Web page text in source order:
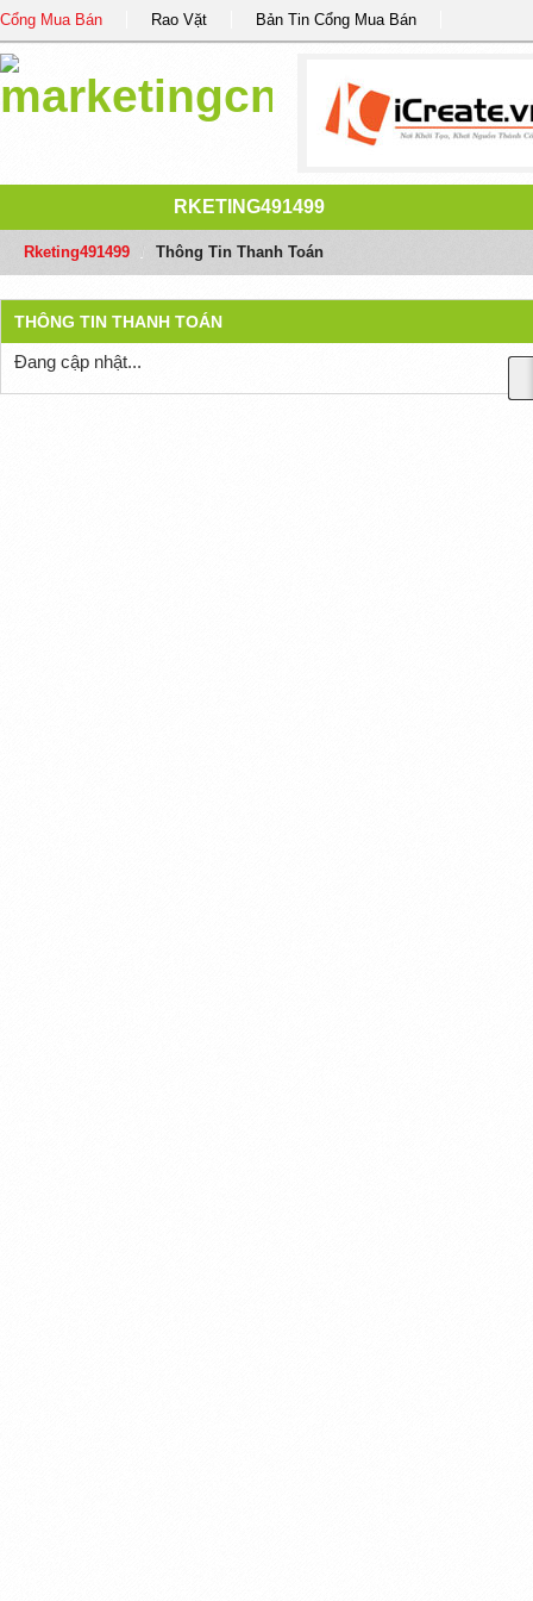
Cổng Mua Bán Rao Vặt Bản Tin Cổng Mua Bán
RKETING491499
Rketing491499 Thông Tin Thanh Toán
THÔNG TIN THANH TOÁN
Đang cập nhật...